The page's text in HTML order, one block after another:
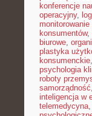
konferencje
operacyjny,
monitorowanie
konsumentów,
biurowe,
plastyka
konsumenckie,
psychologia
roboty
samorządność,
inteligencja w
telemedycyna,